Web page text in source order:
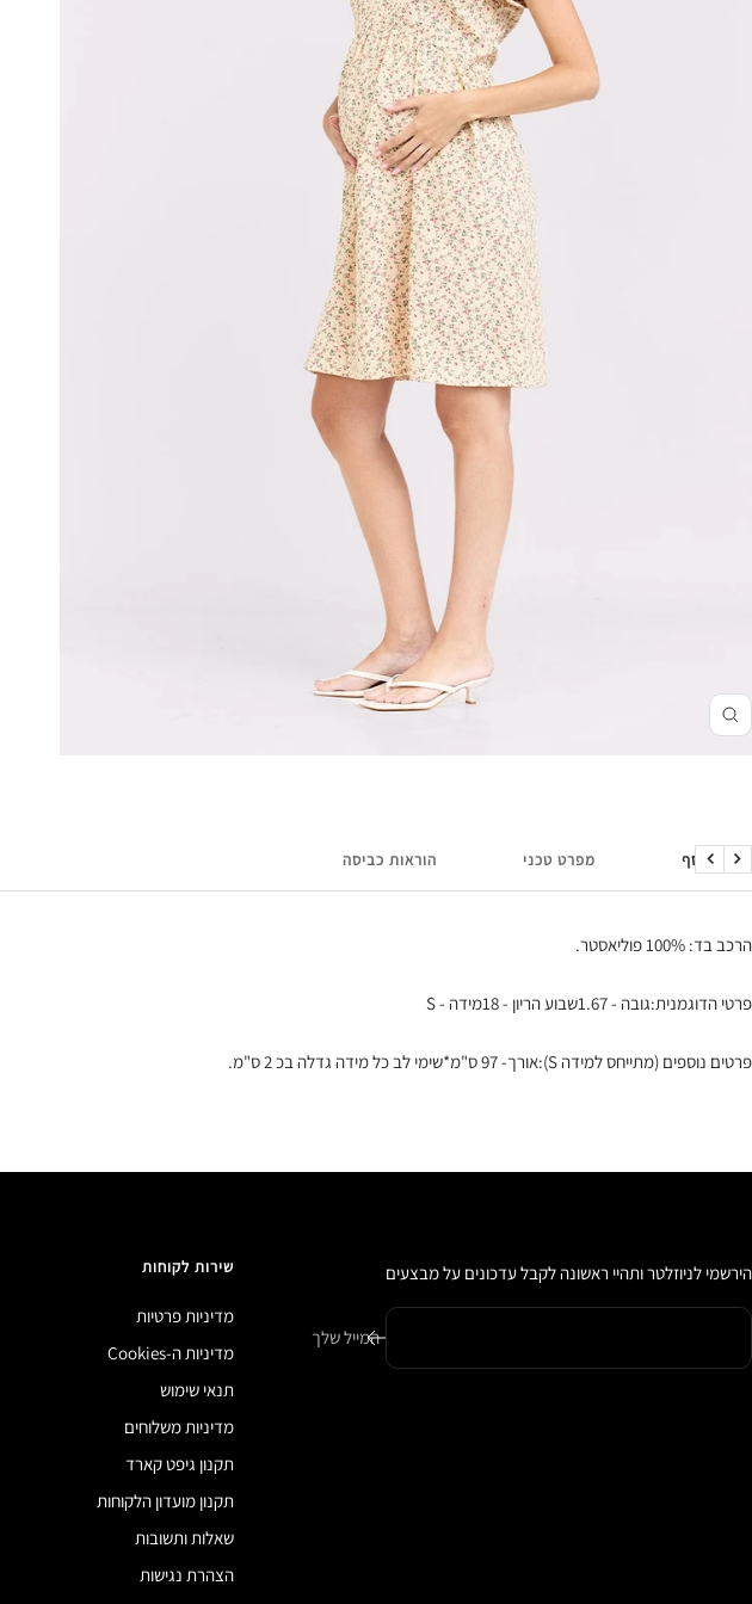
זום
מידע נוסף מפרט טכני הוראות כביסה
הקודם
הבא
הרכב בד: 100% פוליאסטר.
פרטי הדוגמנית:גובה - 1.67שבוע הריון - 18מידה - S
פרטים נוספים (מתייחס למידה S):אורך- 97 ס"מ*שימי לב כל מידה גדלה בכ 2 ס"מ.
הירשמי לניוזלטר ותהיי ראשונה לקבל עדכונים על מבצעים
המייל שלך
שירות לקוחות
מדיניות פרטיות
מדיניות ה-Cookies
תנאי שימוש
מדיניות משלוחים
תקנון גיפט קארד
תקנון מועדון הלקוחות
שאלות ותשובות
הצהרת נגישות